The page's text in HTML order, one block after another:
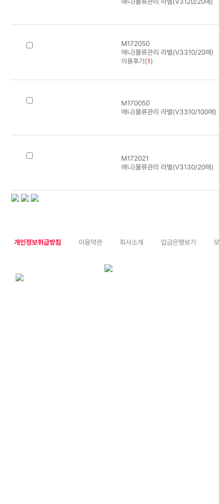
M172050
애니)물류관리 라벨(V3310/20매)
이용후기(1)
M170050
애니)물류관리 라벨(V3310/100매)
M172021
애니)물류관리 라벨(V3130/20매)
개인정보취급방침 이용약관 회사소개 입금은행보기